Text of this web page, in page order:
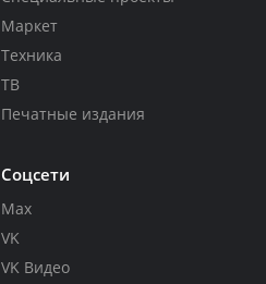
Маркет
Техника
ТВ
Печатные издания
Соцсети
Max
VK
VK Видео